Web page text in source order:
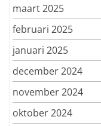
maart 2025
februari 2025
januari 2025
december 2024
november 2024
oktober 2024